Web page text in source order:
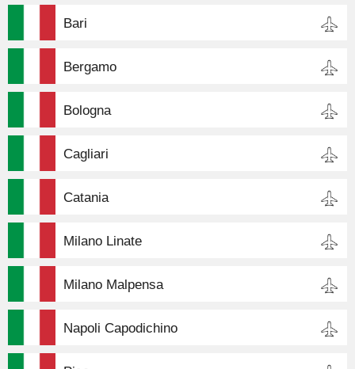
Bari
Bergamo
Bologna
Cagliari
Catania
Milano Linate
Milano Malpensa
Napoli Capodichino